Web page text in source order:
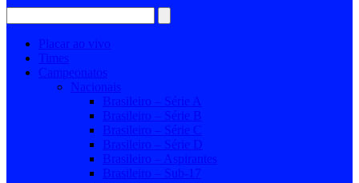
Placar ao vivo
Times
Campeonatos
Nacionais
Brasileiro – Série A
Brasileiro – Série B
Brasileiro – Série C
Brasileiro – Série D
Brasileiro – Aspirantes
Brasileiro – Sub-17